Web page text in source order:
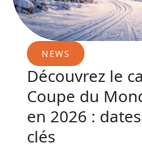
NEWS
Découvrez le
Coupe du
en 2026 :
clés